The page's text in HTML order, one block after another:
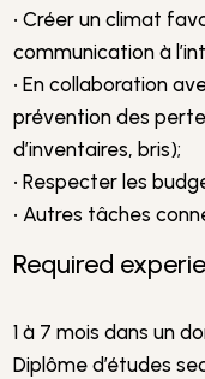
• Créer un climat
communication à
• En collaboration
prévention des
d’inventaires, bris);
• Respecter les
• Autres tâches
Required
1 à 7 mois dans un
Diplôme d’études